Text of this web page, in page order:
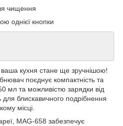
чищення
однієї кнопки
кухня стане ще зручнішою!
поєднує компактність та
мл та можливістю зарядки від
для блискавичного подрібнення
місці.
MAG-658 забезпечує